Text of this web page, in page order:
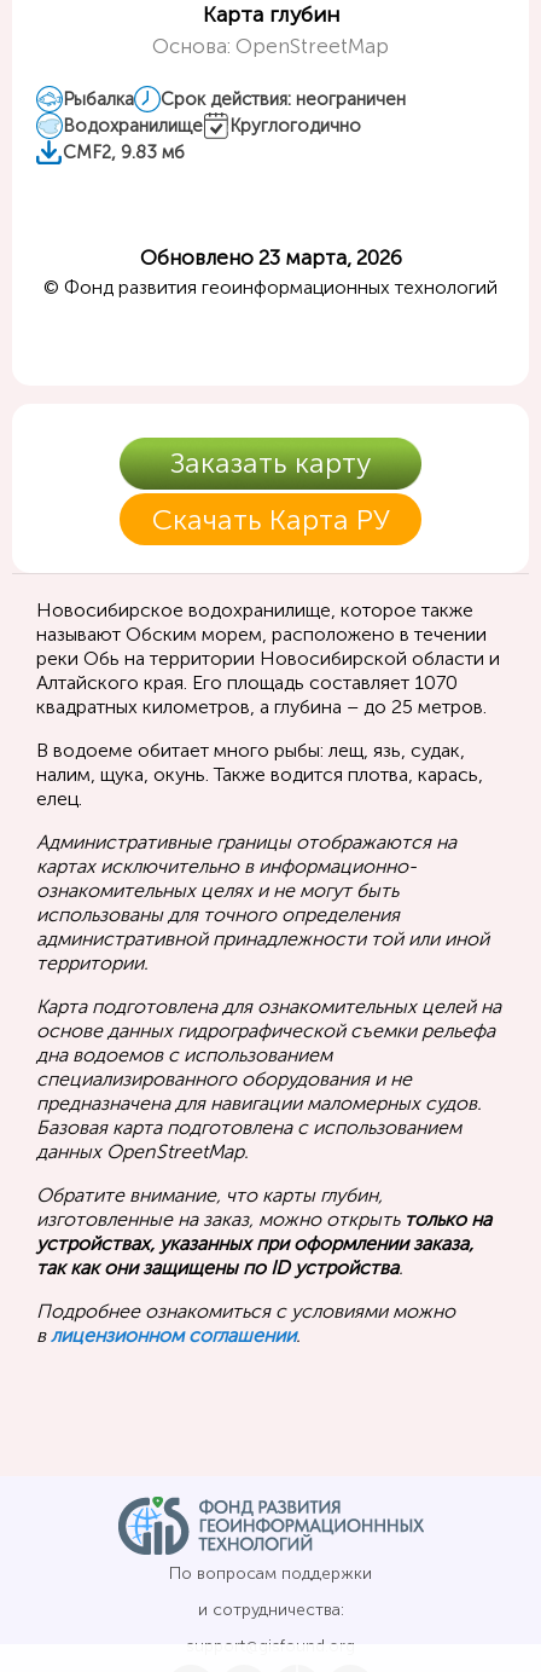
Карта глубин
Основа: OpenStreetMap
Рыбалка
Срок действия: неограничен
Водохранилище
Круглогодично
CMF2, 9.83 мб
Обновлено 23 марта, 2026
© Фонд развития геоинформационных технологий
Заказать карту
Скачать Карта РУ
Новосибирское водохранилище, которое также
называют Обским морем, расположено в течении
реки Обь на территории Новосибирской области и
Алтайского края. Его площадь составляет 1070
квадратных километров, а глубина – до 25 метров.
В водоеме обитает много рыбы: лещ, язь, судак,
налим, щука, окунь. Также водится плотва, карась,
елец.
Административные границы отображаются на
картах исключительно в информационно-
ознакомительных целях и не могут быть
использованы для точного определения
административной принадлежности той или иной
территории.
Карта подготовлена для ознакомительных целей на
основе данных гидрографической съемки рельефа
дна водоемов с использованием
специализированного оборудования и не
предназначена для навигации маломерных судов.
Базовая карта подготовлена с использованием
данных OpenStreetMap.
Обратите внимание, что карты глубин,
изготовленные на заказ, можно открыть только на
устройствах, указанных при оформлении заказа,
так как они защищены по ID устройства.
Подробнее ознакомиться с условиями можно
влицензионном соглашении.
По вопросам поддержки
и сотрудничества:
support@gisfound.org